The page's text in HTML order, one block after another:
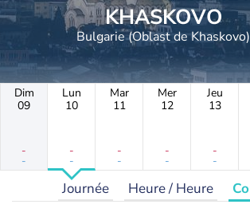
KHASKOVO
Bulgarie (Oblast de Khaskovo)
Dim
09
-
-
Lun
10
-
-
Mar
11
-
-
Mer
12
-
-
Jeu
13
-
-
Journée Heure / Heure